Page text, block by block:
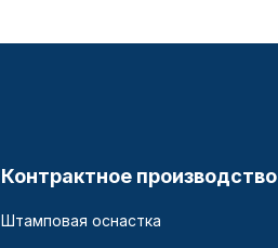
Контрактное производство
Штамповая оснастка